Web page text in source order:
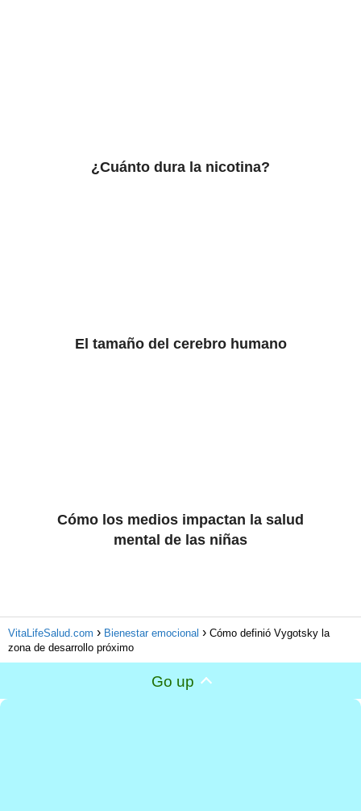
¿Cuánto dura la nicotina?
El tamaño del cerebro humano
Cómo los medios impactan la salud
mental de las niñas
VitaLifeSalud.com Bienestar emocional
Cómo definió Vygotsky la
zona de desarrollo próximo
Go up